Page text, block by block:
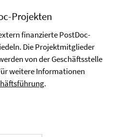
Projekten
finanzierte PostDoc-
Die Projektmitglieder
von der Geschäftsstelle
weitere Informationen
.